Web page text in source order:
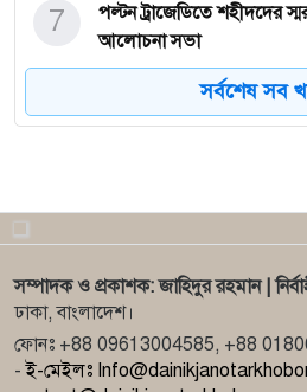
পল্টন ট্রাজেডিতে শহীদদের
আলোচনা সভা
7
দিনাজপুর ৬ আসনে ধানের
8
9
ইকবালকে বিএনপি’র মনোনয়ন
কিলোমিটার মানববন্ধ
10
রাজগঞ্জে হাতপাখার এমপি
সর্বশেষ সব
সম্পাদক ও প্রকাশক: জাহিদুর রহমান |
ঢাকা, বাংলাদেশ।
ফোনঃ +88 09613004585, +88
-ই-মেইলঃ